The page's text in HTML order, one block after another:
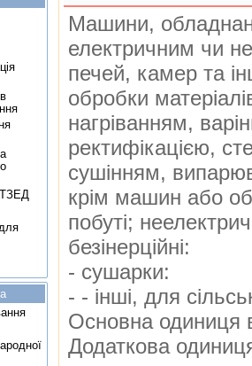
Машини,
електричним чи
печей, камер та
обробки
нагрiванням,
ректифiкацiєю,
сушiнням,
крiм машин або
побутi;
безiнерцiйнi:
- сушарки:
- - iншi, для
Основна одиниця
Додаткова